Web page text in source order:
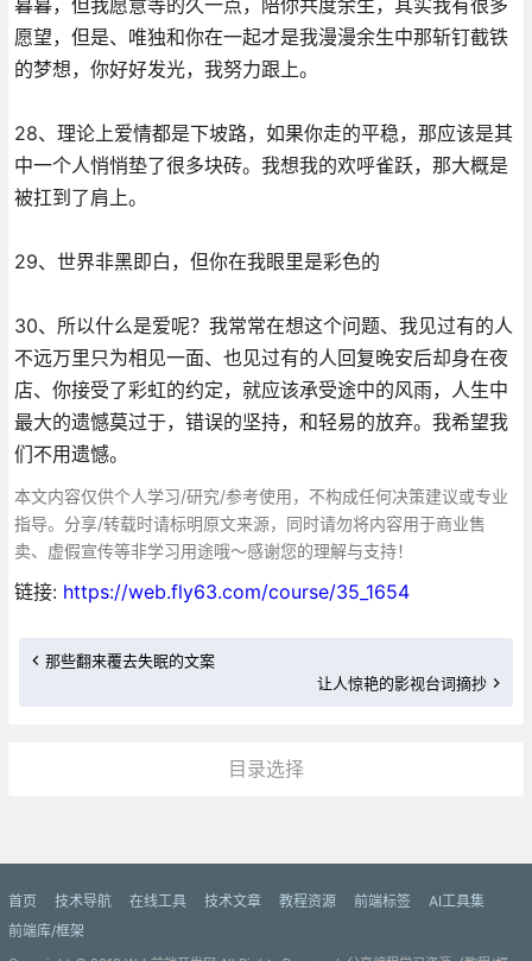
愿望，但是、唯独和你在一起才是我漫漫余生中那斩钉截铁
的梦想，你好好发光，我努力跟上。
28、理论上爱情都是下坡路，如果你走的平稳，那应该是其
中一个人悄悄垫了很多块砖。我想我的欢呼雀跃，那大概是
被扛到了肩上。
29、世界非黑即白，但你在我眼里是彩色的
30、所以什么是爱呢？我常常在想这个问题、我见过有的人
不远万里只为相见一面、也见过有的人回复晚安后却身在夜
店、你接受了彩虹的约定，就应该承受途中的风雨，人生中
最大的遗憾莫过于，错误的坚持，和轻易的放弃。我希望我
们不用遗憾。
本文内容仅供个人学习/研究/参考使用，不构成任何决策建议或专业
指导。分享/转载时请标明原文来源，同时请勿将内容用于商业售
卖、虚假宣传等非学习用途哦～感谢您的理解与支持！
链接: https://web.fly63.com/course/35_1654
那些翻来覆去失眠的文案
让人惊艳的影视台词摘抄
目录选择
首页 技术导航 在线工具 技术文章 教程资源 前端标签
AI工具集
前端库/框架